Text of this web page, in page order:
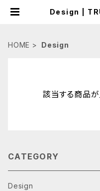
Design |
HOME Design
該当する商品が
CATEGORY
Design